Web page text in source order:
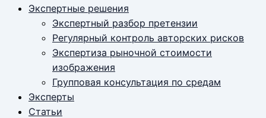
Экспертные решения
Экспертный разбор претензии
Регулярный контроль авторских рисков
Экспертиза рыночной стоимости
изображения
Групповая консультация по средам
Эксперты
Статьи